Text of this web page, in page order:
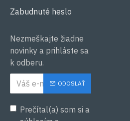
Zabudnuté heslo
Nezmeškajte žiadne
novinky a prihláste sa
k odberu.
ODOSLAŤ
Prečítal(a) som si a